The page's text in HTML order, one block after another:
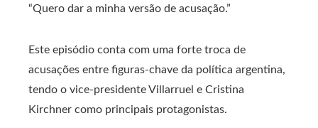
“Quero dar a minha versão de acusação.”
Este episódio conta com uma forte troca de
acusações entre figuras-chave da política argentina,
tendo o vice-presidente Villarruel e Cristina
Kirchner como principais protagonistas.